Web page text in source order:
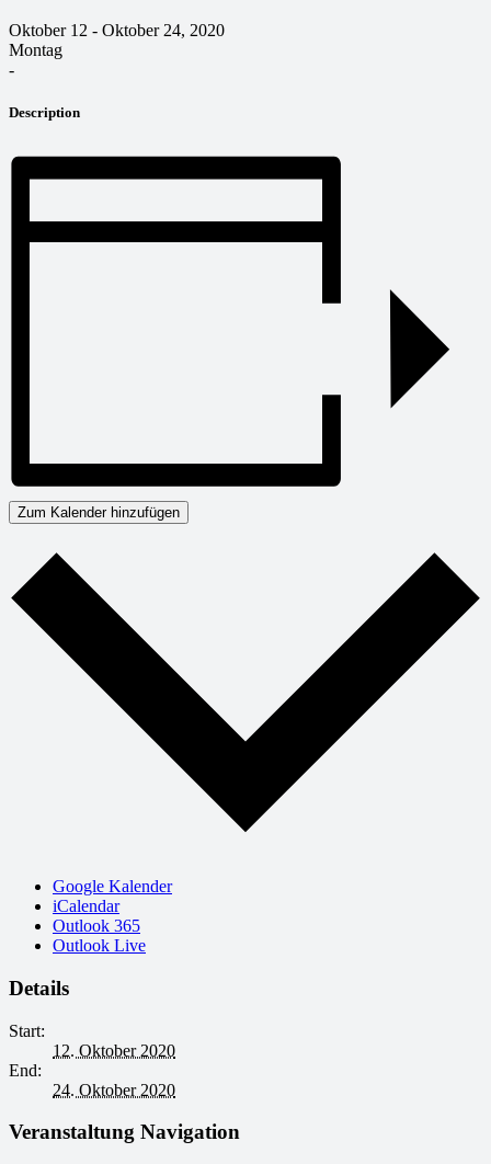
Oktober 12 - Oktober 24, 2020
Montag
-
Description
Zum Kalender hinzufügen
Google Kalender
iCalendar
Outlook 365
Outlook Live
Details
Start:
12. Oktober 2020
End:
24. Oktober 2020
Veranstaltung Navigation